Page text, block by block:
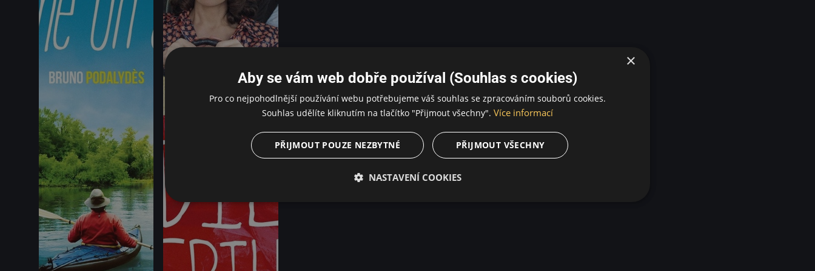
×
Aby se vám web dobře používal (Souhlas s cookies)
Pro co nejpohodlnější používání webu potřebujeme váš souhlas se zpracováním souborů cookies.
Souhlas udělíte kliknutím na tlačítko "Přijmout všechny". Více informací
PŘIJMOUT VŠECHNY
PŘIJMOUT POUZE NEZBYTNÉ
NASTAVENÍ COOKIES